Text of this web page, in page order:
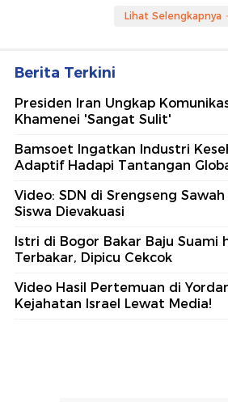
Lihat Selengkapnya
Berita Terkini
Presiden Iran Ungkap
Khamenei 'Sangat Sulit'
Bamsoet Ingatkan Industri
Adaptif Hadapi Tantangan
Video: SDN di Srengseng
Siswa Dievakuasi
Istri di Bogor Bakar Baju Suami
Terbakar, Dipicu Cekcok
Video Hasil Pertemuan di
Kejahatan Israel Lewat Media!